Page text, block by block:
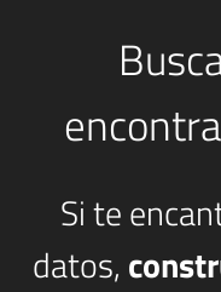
Si te
datos,